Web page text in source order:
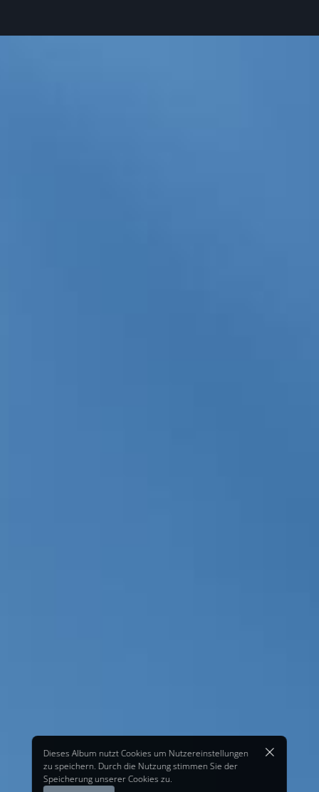
Dieses Album nutzt Cookies um Nutzereinstellungen
zu speichern. Durch die Nutzung stimmen Sie der
Speicherung unserer Cookies zu.